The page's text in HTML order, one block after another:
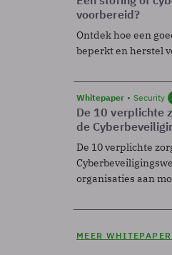
voorbereid?
Ontdek hoe een
beperkt en herstel
Whitepaper Security
De 10 verplichte
de
De 10 verplichte
organisaties aan
MEER